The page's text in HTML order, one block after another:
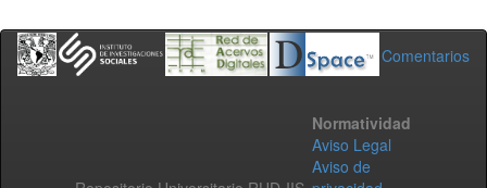
Comentarios
Normatividad
Aviso Legal
Aviso de